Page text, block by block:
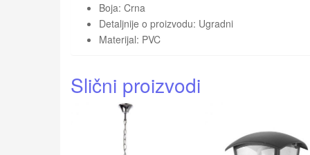
Boja: Crna
Detaljnije o proizvodu: Ugradni
Materijal: PVC
Slični proizvodi